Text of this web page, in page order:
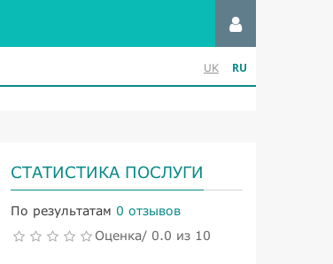
UK RU
СТАТИСТИКА ПОСЛУГИ
По результатам 0 отзывов
Оценка/ 0.0 из 10